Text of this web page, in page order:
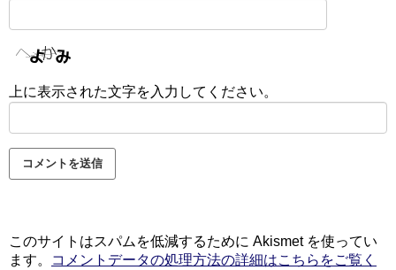
上に表示された文字を入力してください。
このサイトはスパムを低減するために Akismet を使ってい
ます。
コメントデータの処理方法の詳細はこちらをご覧く